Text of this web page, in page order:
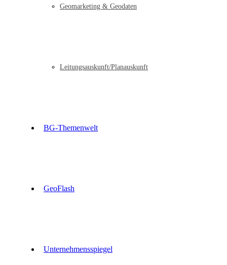
Geomarketing & Geodaten
Leitungsauskunft/Planauskunft
BG-Themenwelt
GeoFlash
Unternehmensspiegel